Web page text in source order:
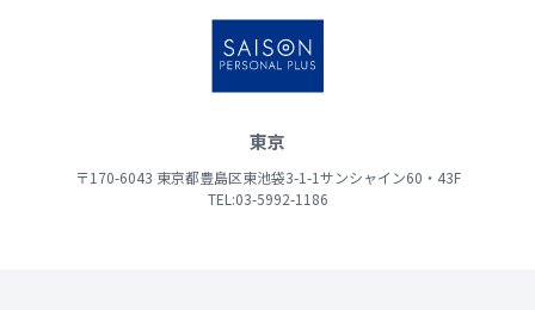
東京
〒170-6043 東京都豊島区東池袋3-1-1サンシャイン60・43F
TEL:03-5992-1186